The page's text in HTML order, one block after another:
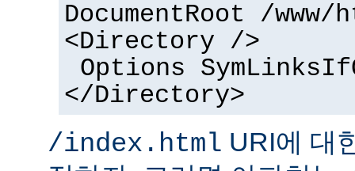
DocumentRoot /www/
<Directory />
Options
</Directory>
/index.html URI에 대